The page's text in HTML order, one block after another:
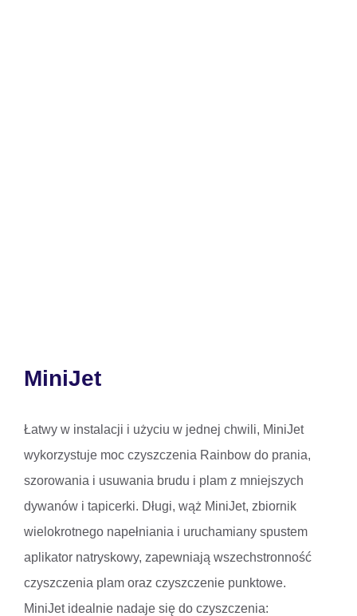
MiniJet
Łatwy w instalacji i użyciu w jednej chwili, MiniJet
wykorzystuje moc czyszczenia Rainbow do prania,
szorowania i usuwania brudu i plam z mniejszych
dywanów i tapicerki. Długi, wąż MiniJet, zbiornik
wielokrotnego napełniania i uruchamiany spustem
aplikator natryskowy, zapewniają wszechstronność
czyszczenia plam oraz czyszczenie punktowe.
MiniJet idealnie nadaje się do czyszczenia: